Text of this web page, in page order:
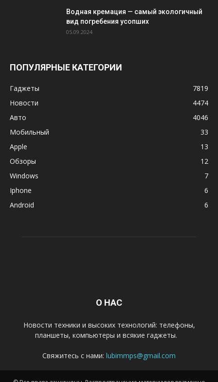
Водная кремация — самый экологичный
вид погребения усопших
05.09.2024
ПОПУЛЯРНЫЕ КАТЕГОРИИ
Гаджеты
7819
Новости
4474
Авто
4046
Мобильный
33
Apple
13
Обзоры
12
Windows
7
Iphone
6
Android
6
О НАС
Новости техники и высоких технологий: телефоны,
планшеты, компьютеры и всякие гаджеты.
Свяжитесь с нами: lubimmps@gmail.com